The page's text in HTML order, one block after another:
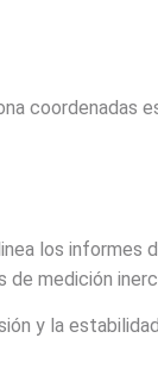
coordenadas
los informes
de medición
y la